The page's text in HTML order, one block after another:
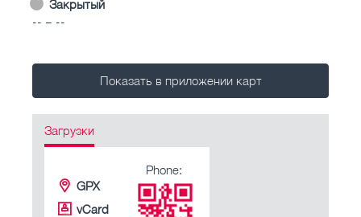
Закрытый
-- – --
Показать в приложении карт
Загрузки
GPX
vCard
Phone: